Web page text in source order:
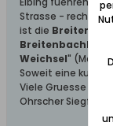
Strasse - rechts
ist die
Weichsel"
Soweit eine kurze
Viele Gruesse
Ohrscher Siegfried